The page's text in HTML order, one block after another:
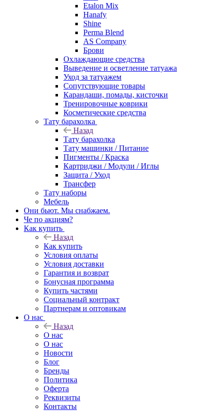
Etalon Mix
Hanafy
Shine
Perma Blend
AS Company
Брови
Охлаждающие средства
Выведение и осветление татуажа
Уход за татуажем
Сопутствующие товары
Карандаши, помады, кисточки
Тренировочные коврики
Косметические средства
Тату барахолка
Назад
Тату барахолка
Тату машинки / Питание
Пигменты / Краска
Картриджи / Модули / Иглы
Защита / Уход
Трансфер
Тату наборы
Мебель
Они бьют. Мы снабжаем.
Че по акциям?
Как купить
Назад
Как купить
Условия оплаты
Условия доставки
Гарантия и возврат
Бонусная программа
Купить частями
Социальный контракт
Партнерам и оптовикам
О нас
Назад
О нас
О нас
Новости
Блог
Бренды
Политика
Оферта
Реквизиты
Контакты